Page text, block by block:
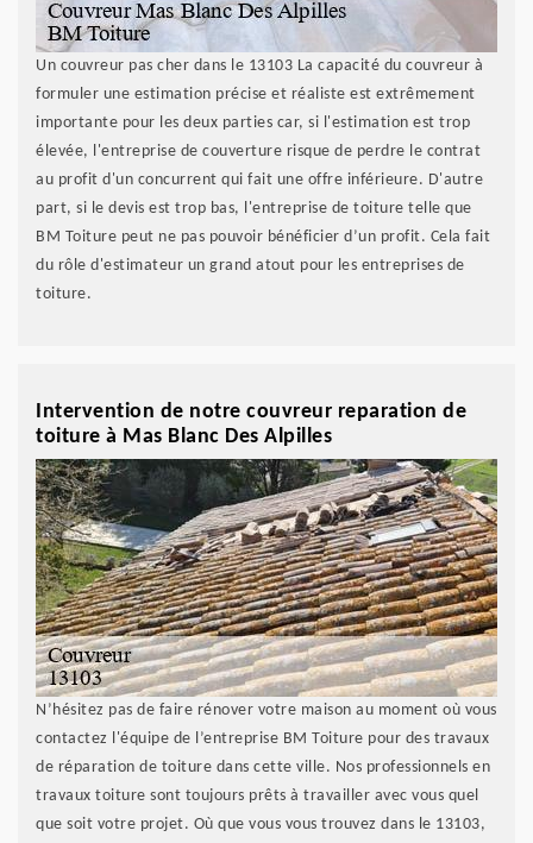
Un couvreur pas cher dans le 13103 La capacité du couvreur à
formuler une estimation précise et réaliste est extrêmement
importante pour les deux parties car, si l'estimation est trop
élevée, l'entreprise de couverture risque de perdre le contrat
au profit d'un concurrent qui fait une offre inférieure. D'autre
part, si le devis est trop bas, l'entreprise de toiture telle que
BM Toiture peut ne pas pouvoir bénéficier d’un profit. Cela fait
du rôle d'estimateur un grand atout pour les entreprises de
toiture.
Intervention de notre couvreur reparation de
toiture à Mas Blanc Des Alpilles
N’hésitez pas de faire rénover votre maison au moment où vous
contactez l'équipe de l’entreprise BM Toiture pour des travaux
de réparation de toiture dans cette ville. Nos professionnels en
travaux toiture sont toujours prêts à travailler avec vous quel
que soit votre projet. Où que vous vous trouvez dans le 13103,